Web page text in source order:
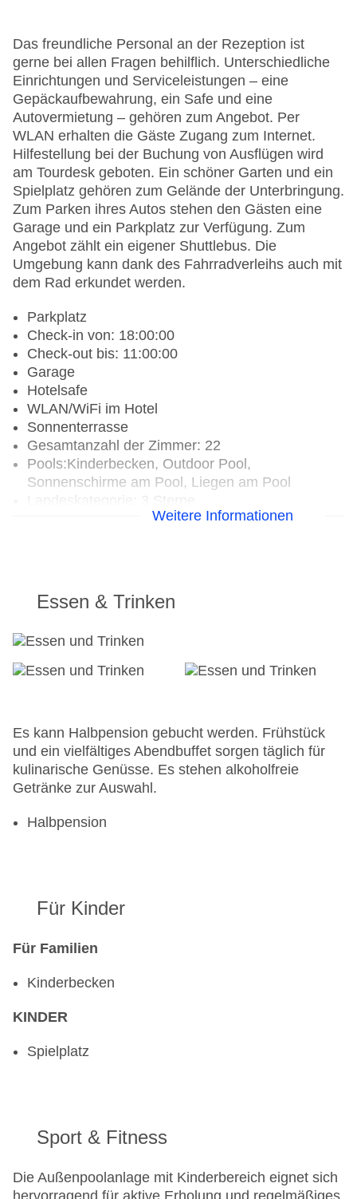
Das freundliche Personal an der Rezeption ist
gerne bei allen Fragen behilflich. Unterschiedliche
Einrichtungen und Serviceleistungen – eine
Gepäckaufbewahrung, ein Safe und eine
Autovermietung – gehören zum Angebot. Per
WLAN erhalten die Gäste Zugang zum Internet.
Hilfestellung bei der Buchung von Ausflügen wird
am Tourdesk geboten. Ein schöner Garten und ein
Spielplatz gehören zum Gelände der Unterbringung.
Zum Parken ihres Autos stehen den Gästen eine
Garage und ein Parkplatz zur Verfügung. Zum
Angebot zählt ein eigener Shuttlebus. Die
Umgebung kann dank des Fahrradverleihs auch mit
dem Rad erkundet werden.
Parkplatz
Check-in von: 18:00:00
Check-out bis: 11:00:00
Garage
Hotelsafe
WLAN/WiFi im Hotel
Sonnenterrasse
Gesamtanzahl der Zimmer: 22
Pools:Kinderbecken, Outdoor Pool,
Sonnenschirme am Pool, Liegen am Pool
Weitere Informationen
Essen & Trinken
Es kann Halbpension gebucht werden. Frühstück
und ein vielfältiges Abendbuffet sorgen täglich für
kulinarische Genüsse. Es stehen alkoholfreie
Getränke zur Auswahl.
Halbpension
Für Kinder
Für Familien
Kinderbecken
KINDER
Spielplatz
Sport & Fitness
Die Außenpoolanlage mit Kinderbereich eignet sich